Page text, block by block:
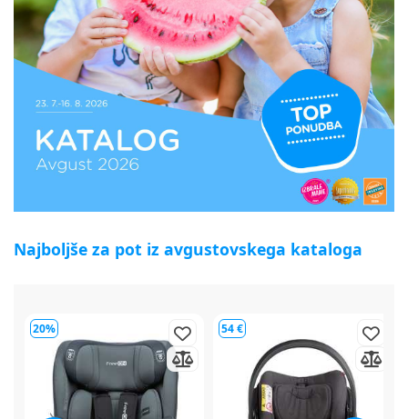
Najboljše za pot iz avgustovskega kataloga
54 € 64 €